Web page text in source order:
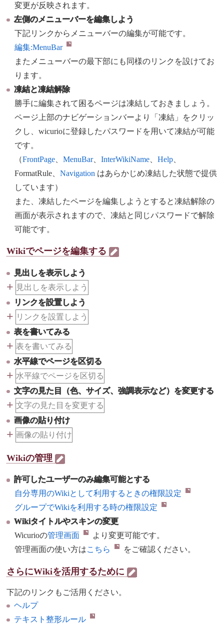
変更が反映されます。
左側のメニューバーを編集しよう
下記リンクからメニューバーの編集が可能です。
編集:MenuBar
またメニューバーの最下部にも同様のリンクを設けてお
ります。
凍結と凍結解除
勝手に編集されて困るページは凍結しておきましょう。
ページ上部のナビゲーションバーより「凍結」をクリッ
クし、wicurioに登録したパスワードを用いて凍結が可能
です。
（FrontPage 、MenuBar、InterWikiName 、Help
FormatRule、Navigation はあらかじめ凍結した状態で提供
しています）
また、凍結したページを編集しようとすると凍結解除の
画面が表示されますので、凍結と同じパスワードで解除
可能です。
Wikiでページを編集する
見出しを表示しよう
+ 見出しを表示しよう
リンクを設置しよう
+ リンクを設置しよう
表を書いてみる
+ 表を書いてみる
水平線でページを区切る
+ 水平線でページを区切る
文字の見た目（色、サイズ、強調表示など）を変更する
+ 文字の見た目を変更する
画像の貼り付け
+ 画像の貼り付け
Wikiの管理
許可したユーザーのみ編集可能とする
自分専用のWikiとして利用するときの権限設定
グループでWikiを利用する時の権限設定
Wikiタイトルやスキンの変更
Wicurioの管理画面
より変更可能です。
管理画面の使い方はこちら をご確認ください。
さらにWikiを活用するために
下記のリンクもご活用ください。
ヘルプ
テキスト整形ルール